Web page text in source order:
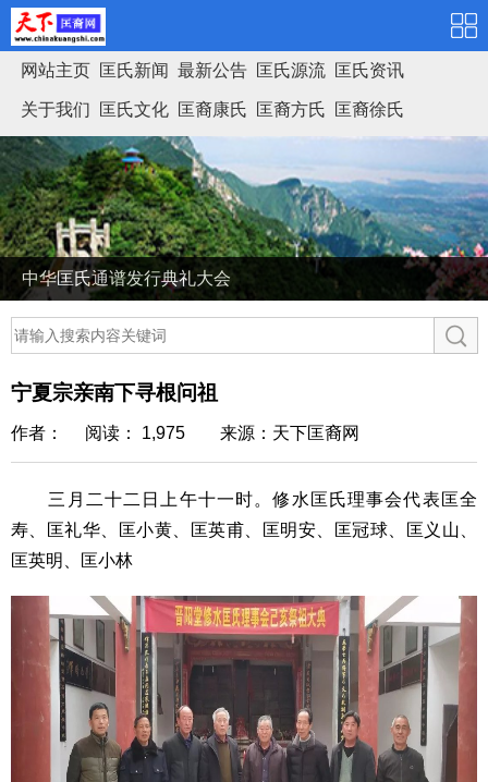
网站主页 匡氏新闻 最新公告 匡氏源流 匡氏资讯
关于我们 匡氏文化 匡裔康氏 匡裔方氏 匡裔徐氏
匡氏家谱
中华匡氏通谱发行典礼大会
宁夏宗亲南下寻根问祖
作者： 阅读： 1,975 来源：天下匡裔网
三月二十二日上午十一时。修水匡氏理事会代表匡全
寿、匡礼华、匡小黄、匡英甫、匡明安、匡冠球、匡义山、
匡英明、匡小林